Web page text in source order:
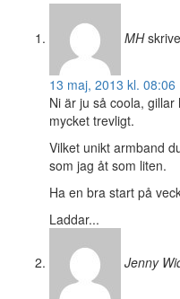
MH
13 maj, 2013 kl. 08:06
Ni är ju så coola,
mycket trevligt.
Vilket unikt armband
som jag åt som liten.
Ha en bra start på
Laddar...
Jenny